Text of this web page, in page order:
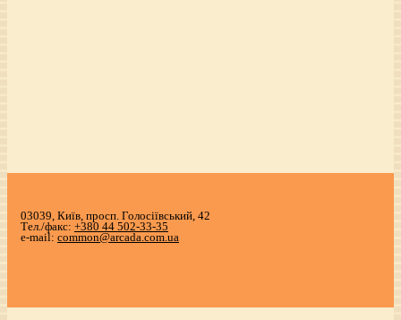
03039, Київ, просп. Голосіївський, 42
Тел./факс: +380 44 502-33-35
e-mail: common@arcada.com.ua